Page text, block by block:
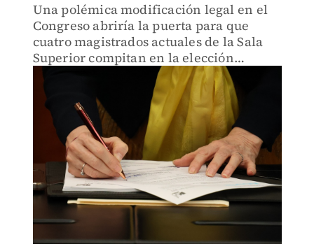
Una polémica modificación legal en el
Congreso abriría la puerta para que
cuatro magistrados actuales de la Sala
Superior compitan en la elección
judicial de 2028. De ganar el voto
popular, algunos acumularían 17 años
en el cargo, lo que confronta el